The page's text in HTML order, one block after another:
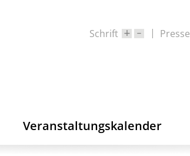
Schrift Presse
Veranstaltungskalender